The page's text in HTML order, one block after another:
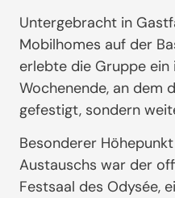
Untergebracht in
Mobilhomes auf der
erlebte die Gruppe
Wochenende, an dem
gefestigt, sondern
Besonderer
Austauschs war der
Festsaal des Odysée,